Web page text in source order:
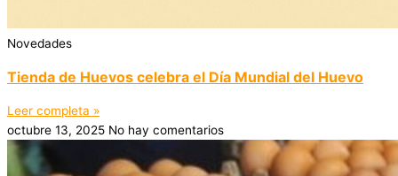
Novedades
Tienda de Huevos celebra el Día Mundial del Huevo
Leer completa »
octubre 13, 2025 No hay comentarios